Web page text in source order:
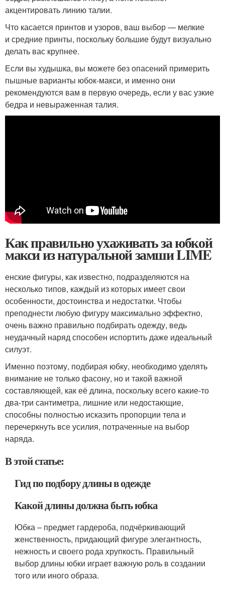
акцентировать линию талии.
Что касается принтов и узоров, ваш выбор — мелкие
и средние принты, поскольку большие будут визуально
делать вас крупнее.
Если вы худышка, вы можете без опасений примерить
пышные варианты юбок-макси, и именно они
рекомендуются вам в первую очередь, если у вас узкие
бедра и невыраженная талия.
Как правильно ухаживать за юбкой
макси из натуральной замши LIME
енские фигуры, как известно, подразделяются на
несколько типов, каждый из которых имеет свои
особенности, достоинства и недостатки. Чтобы
преподнести любую фигуру максимально эффектно,
очень важно правильно подбирать одежду, ведь
неудачный наряд способен испортить даже идеальный
силуэт.
Именно поэтому, подбирая юбку, необходимо уделять
внимание не только фасону, но и такой важной
составляющей, как её длина, поскольку всего какие-то
два-три сантиметра, лишние или недостающие,
способны полностью исказить пропорции тела и
перечеркнуть все усилия, потраченные на выбор
наряда.
В этой статье:
Гид по подбору длины в одежде
Какой длины должна быть юбка
Юбка – предмет гардероба, подчёркивающий
женственность, придающий фигуре элегантность,
нежность и своего рода хрупкость. Правильный
выбор длины юбки играет важную роль в создании
того или иного образа.